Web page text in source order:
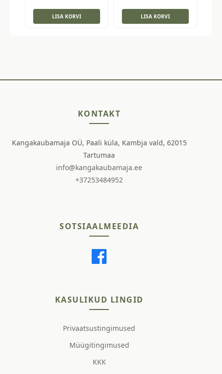
LISA KORVI LISA KORVI
KONTAKT
Kangakaubamaja OÜ, Paali küla, Kambja vald, 62015
Tartumaa
info@kangakaubamaja.ee
+37253484952
SOTSIAALMEEDIA
KASULIKUD LINGID
Privaatsustingimused
Müügitingimused
KKK